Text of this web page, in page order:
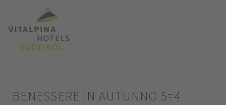
BENESSERE IN AUTUNNO 5=4